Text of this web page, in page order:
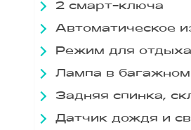
2 смарт-ключа
Автоматическое
Режим для
Лампа в багажном
Задняя спинка,
Датчик дождя и